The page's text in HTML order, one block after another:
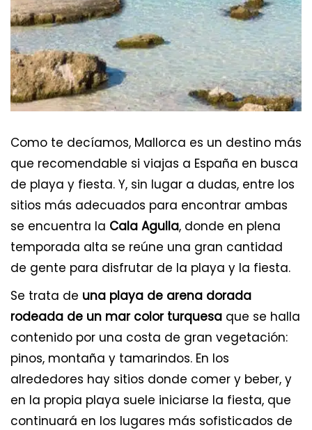
Como te decíamos, Mallorca es un destino más
que recomendable si viajas a España en busca
de playa y fiesta. Y, sin lugar a dudas, entre los
sitios más adecuados para encontrar ambas
se encuentra la Cala Agulla, donde en plena
temporada alta se reúne una gran cantidad
de gente para disfrutar de la playa y la fiesta.
Se trata de una playa de arena dorada
rodeada de un mar color turquesa que se halla
contenido por una costa de gran vegetación:
pinos, montaña y tamarindos. En los
alrededores hay sitios donde comer y beber, y
en la propia playa suele iniciarse la fiesta, que
continuará en los lugares más sofisticados de